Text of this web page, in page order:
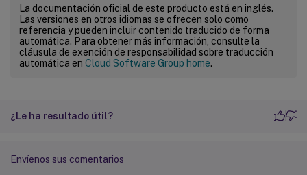
La documentación oficial de este producto está en inglés.
Las versiones en otros idiomas se ofrecen solo como
referencia y pueden incluir contenido traducido de forma
automática. Para obtener más información, consulte la
cláusula de exención de responsabilidad sobre traducción
automática en Cloud Software Group home.
¿Le ha resultado útil?
Envíenos sus comentarios